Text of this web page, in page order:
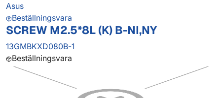
Asus
Beställningsvara
SCREW M2.5*8L (K) B-NI,NY
13GMBKXD080B-1
Beställningsvara